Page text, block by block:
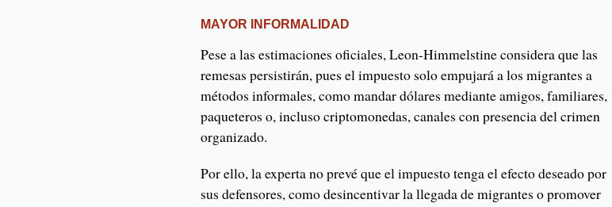
MAYOR INFORMALIDAD
Pese a las estimaciones oficiales, Leon-Himmelstine considera que las
remesas persistirán, pues el impuesto solo empujará a los migrantes a
métodos informales, como mandar dólares mediante amigos, familiares,
paqueteros o, incluso criptomonedas, canales con presencia del crimen
organizado.
Por ello, la experta no prevé que el impuesto tenga el efecto deseado por
sus defensores, como desincentivar la llegada de migrantes o promover